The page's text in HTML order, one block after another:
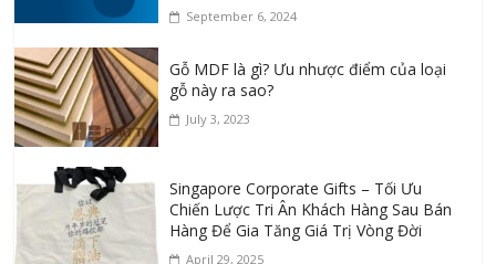
September 6, 2024
Gỗ MDF là gì? Ưu nhược điểm của loại
gỗ này ra sao?
July 3, 2023
Singapore Corporate Gifts – Tối Ưu
Chiến Lược Tri Ân Khách Hàng Sau Bán
Hàng Để Gia Tăng Giá Trị Vòng Đời
April 29, 2025